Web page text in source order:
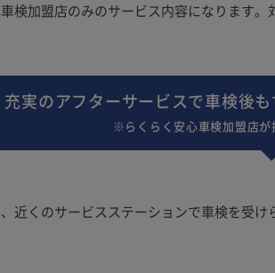
検加盟店のみのサービス内容になります
充実のアフターサービスで車検後
※らくらく安心車検加盟店が
近くのサービスステーションで車検を受け